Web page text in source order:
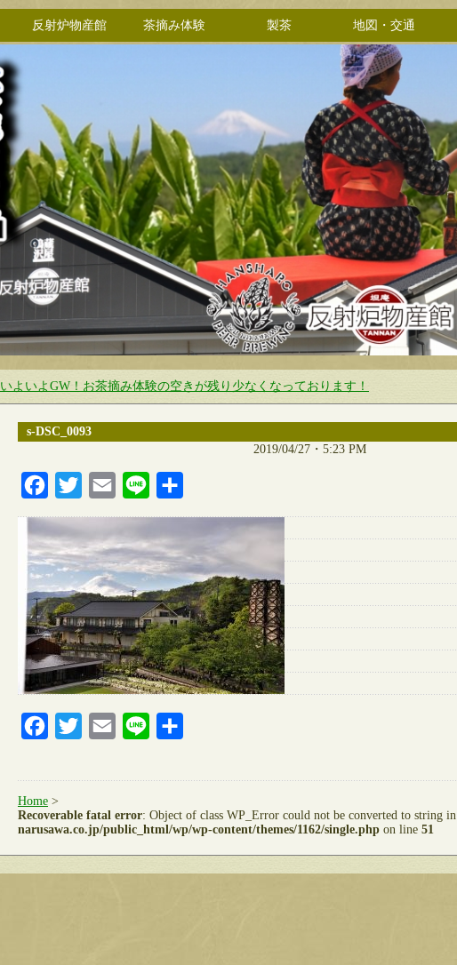
反射炉物産館 茶摘み体験 製茶 地図・交通
いよいよGW！お茶摘み体験の空きが残り少なくなっております！
s-DSC_0093
2019/04/27・5:23 PM
FacebookTwitter Email Line
FacebookTwitter Email Line
Home >
Recoverable fatal error: Object of class WP_Error could not be converted to string in
narusawa.co.jp/public_html/wp/wp-content/themes/1162/single.php on line 51